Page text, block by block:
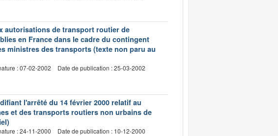
autorisations de transport routier de
en France dans le cadre du contingent
ministres des transports (texte non paru au
: 07-02-2002 Date de publication : 25-03-2002
l'arrêté du 14 février 2000 relatif au
et des transports routiers non urbains de
: 24-11-2000 Date de publication : 10-12-2000